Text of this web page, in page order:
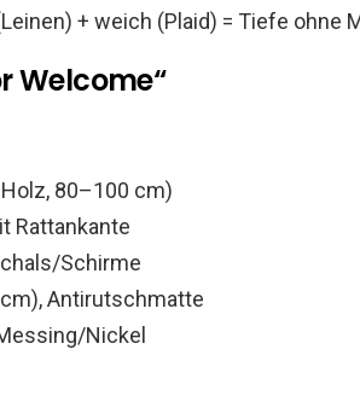
+ weich (Plaid) = Tiefe ohne
Welcome“
80–100 cm)
Rattankante
Schirme
Antirutschmatte
Nickel